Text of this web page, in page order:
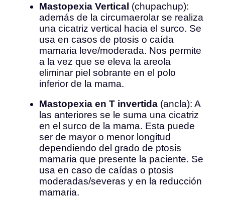
Mastopexia Vertical (chupachup):
además de la circumaerolar se realiza
una cicatriz vertical hacia el surco. Se
usa en casos de ptosis o caída
mamaria leve/moderada. Nos permite
a la vez que se eleva la areola
eliminar piel sobrante en el polo
inferior de la mama.
Mastopexia en T invertida (ancla): A
las anteriores se le suma una cicatriz
en el surco de la mama. Esta puede
ser de mayor o menor longitud
dependiendo del grado de ptosis
mamaria que presente la paciente. Se
usa en caso de caídas o ptosis
moderadas/severas y en la reducción
mamaria.